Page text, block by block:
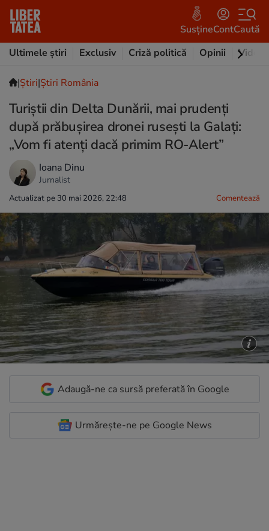
SusțineContCaută
Ultimele știri
Exclusiv Criză politică Opinii Video
|Ştiri|Știri România
Turiștii din Delta Dunării, mai prudenți
după prăbușirea dronei rusești la Galați:
„Vom fi atenți dacă primim RO-Alert”
Ioana Dinu
Jurnalist
Actualizat pe 30 mai 2026, 22:48 Comentează
Adaugă-ne ca sursă preferată în Google
Urmărește-ne pe Google News